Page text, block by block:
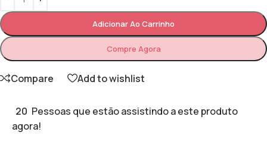
Adicionar Ao Carrinho
Compre Agora
Compare Add to wishlist
20 Pessoas que estão assistindo a este produto
agora!